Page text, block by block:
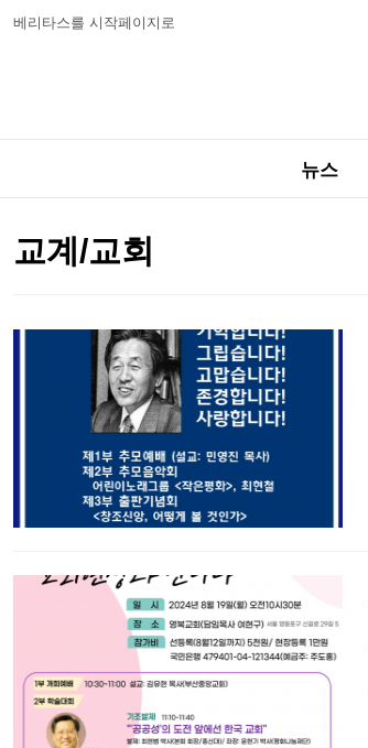
베리타스를 시작페이지로
뉴스
교계/교회